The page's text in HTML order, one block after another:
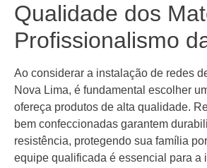
Qualidade dos
Profissionalismo
Ao considerar a instalação de redes
Nova Lima, é fundamental escolher
ofereça produtos de alta qualidade.
bem confeccionadas garantem
resistência, protegendo sua família
equipe qualificada é essencial para a